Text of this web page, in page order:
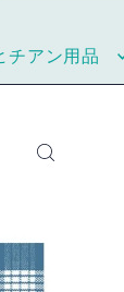
チアン用品